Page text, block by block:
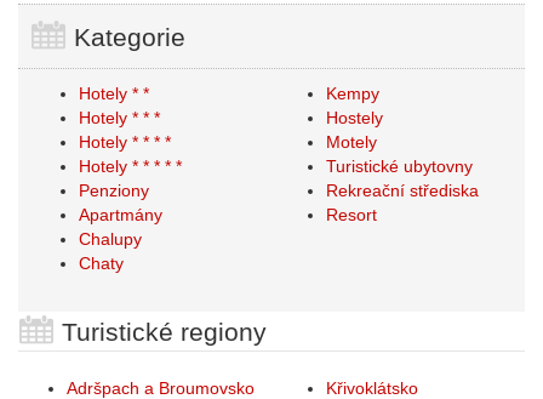
Kategorie
Hotely * *
Hotely * * *
Hotely * * * *
Hotely * * * * *
Penziony
Apartmány
Chalupy
Chaty
Kempy
Hostely
Motely
Turistické ubytovny
Rekreační střediska
Resort
Turistické regiony
Adršpach a Broumovsko
Křivoklátsko